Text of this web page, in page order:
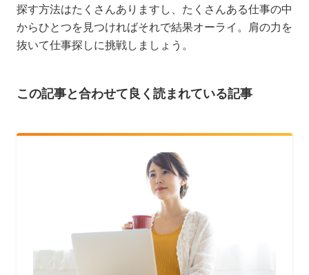
探す方法はたくさんありますし、たくさんある仕事の中
からひとつを見つければそれで結果オーライ。肩の力を
抜いて仕事探しに挑戦しましょう。
この記事と合わせて良く読まれている記事